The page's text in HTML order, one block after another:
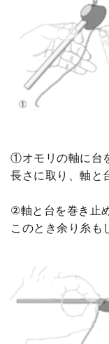
①オモリの軸に台
長さに取り、軸と
②軸と台を巻き止
このとき余り糸も